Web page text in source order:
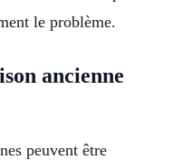
le problème.
ancienne
peuvent être